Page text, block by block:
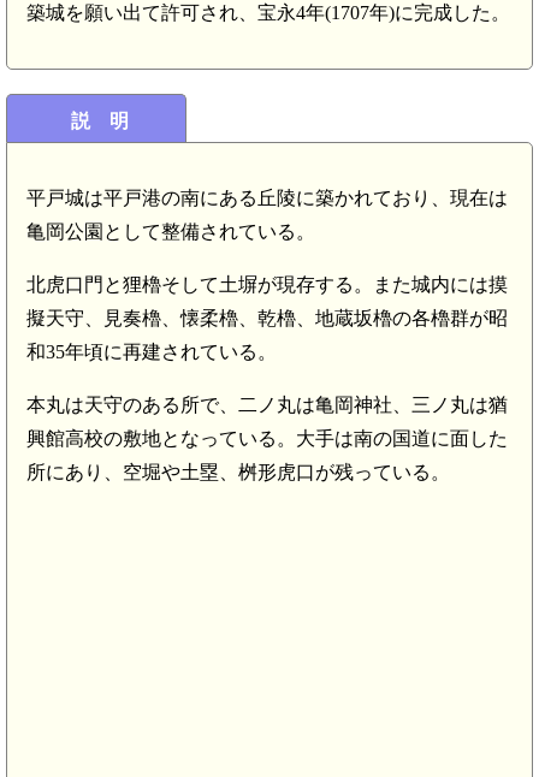
築城を願い出て許可され、宝永4年(1707年)に完成した。
説 明
平戸城は平戸港の南にある丘陵に築かれており、現在は
亀岡公園として整備されている。
北虎口門と狸櫓そして土塀が現存する。また城内には摸
擬天守、見奏櫓、懐柔櫓、乾櫓、地蔵坂櫓の各櫓群が昭
和35年頃に再建されている。
本丸は天守のある所で、二ノ丸は亀岡神社、三ノ丸は猶
興館高校の敷地となっている。大手は南の国道に面した
所にあり、空堀や土塁、桝形虎口が残っている。